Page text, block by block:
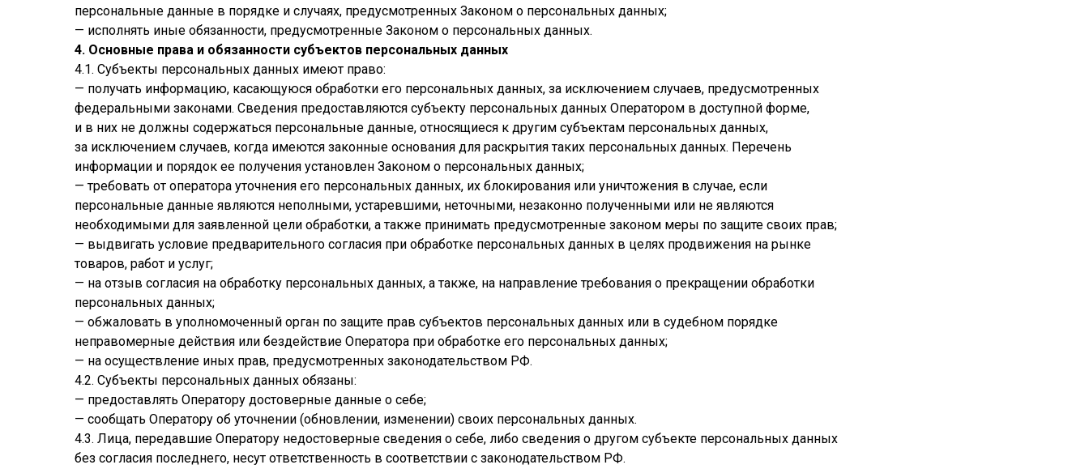
персональные данные в порядке и случаях, предусмотренных Законом о персональных данных;
— исполнять иные обязанности, предусмотренные Законом о персональных данных.
4. Основные права и обязанности субъектов персональных данных
4.1. Субъекты персональных данных имеют право:
— получать информацию, касающуюся обработки его персональных данных, за исключением случаев, предусмотренных
федеральными законами. Сведения предоставляются субъекту персональных данных Оператором в доступной форме,
и в них не должны содержаться персональные данные, относящиеся к другим субъектам персональных данных,
за исключением случаев, когда имеются законные основания для раскрытия таких персональных данных. Перечень
информации и порядок ее получения установлен Законом о персональных данных;
— требовать от оператора уточнения его персональных данных, их блокирования или уничтожения в случае, если
персональные данные являются неполными, устаревшими, неточными, незаконно полученными или не являются
необходимыми для заявленной цели обработки, а также принимать предусмотренные законом меры по защите своих прав;
— выдвигать условие предварительного согласия при обработке персональных данных в целях продвижения на рынке
товаров, работ и услуг;
— на отзыв согласия на обработку персональных данных, а также, на направление требования о прекращении обработки
персональных данных;
— обжаловать в уполномоченный орган по защите прав субъектов персональных данных или в судебном порядке
неправомерные действия или бездействие Оператора при обработке его персональных данных;
— на осуществление иных прав, предусмотренных законодательством РФ.
4.2. Субъекты персональных данных обязаны:
— предоставлять Оператору достоверные данные о себе;
— сообщать Оператору об уточнении (обновлении, изменении) своих персональных данных.
4.3. Лица, передавшие Оператору недостоверные сведения о себе, либо сведения о другом субъекте персональных данных
без согласия последнего, несут ответственность в соответствии с законодательством РФ.